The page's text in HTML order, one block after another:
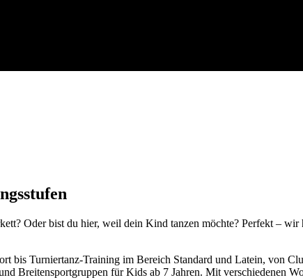
Oder bist du hier, weil dein Kind tanzen möchte? Perfekt –
bis Turniertanz-Training im Bereich Standard und Latein, von
Breitensportgruppen für Kids ab 7 Jahren. Mit verschiedenen